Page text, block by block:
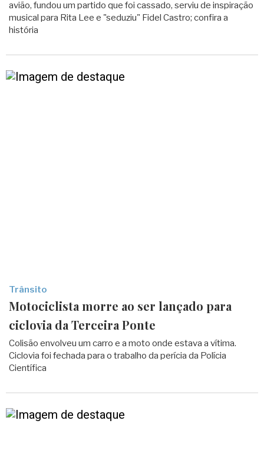
avião, fundou um partido que foi cassado, serviu de inspiração
musical para Rita Lee e "seduziu" Fidel Castro; confira a
história
Trânsito
Motociclista morre ao ser lançado para
ciclovia da Terceira Ponte
Colisão envolveu um carro e a moto onde estava a vítima.
Ciclovia foi fechada para o trabalho da perícia da Polícia
Científica